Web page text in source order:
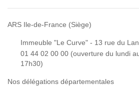
ARS Ile-de-France (Siège)
Immeuble "Le Curve" - 13 rue du
01 44 02 00 00 (ouverture du lundi
17h30)
Nos délégations départementales